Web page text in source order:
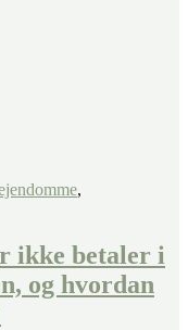
,
ikke betaler i
og hvordan